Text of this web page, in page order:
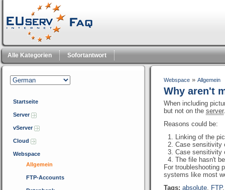
Alle Kategorien Sofortantwort
Startseite
Server
vServer
Cloud
Webspace
Allgemein
FTP-Accounts
Webspace » Allgemein
Why aren't
When including
but not on the server.
Reasons could be:
Linking of the
Case sensitivity
Case sensitivity
The file hasn't
For troubleshooting
systems like most
Tags: absolute, FTP